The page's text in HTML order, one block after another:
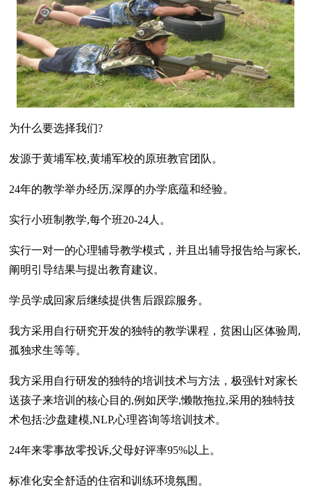
为什么要选择我们?
发源于黄埔军校,黄埔军校的原班教官团队。
24年的教学举办经历,深厚的办学底蕴和经验。
实行小班制教学,每个班20-24人。
实行一对一的心理辅导教学模式，并且出辅导报告给与家长,
阐明引导结果与提出教育建议。
学员学成回家后继续提供售后跟踪服务。
我方采用自行研究开发的独特的教学课程，贫困山区体验周,
孤独求生等等。
我方采用自行研发的独特的培训技术与方法，极强针对家长
送孩子来培训的核心目的,例如厌学,懒散拖拉,采用的独特技
术包括:沙盘建模,NLP,心理咨询等培训技术。
24年来零事故零投诉,父母好评率95%以上。
标准化安全舒适的住宿和训练环境氛围。